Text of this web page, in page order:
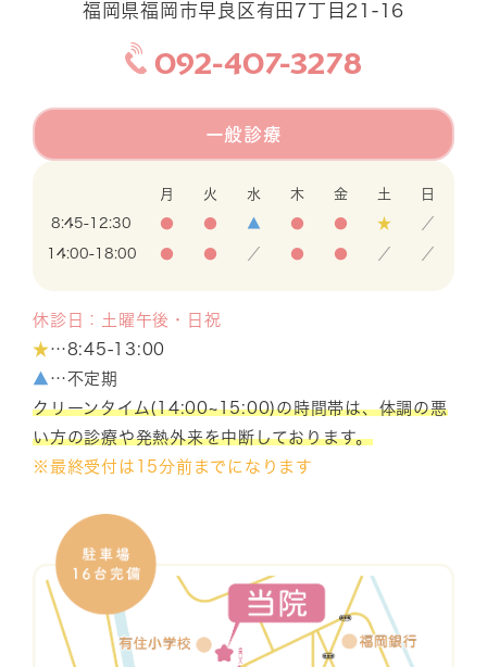
福岡県福岡市早良区有田7丁目21-16
092-407-3278
一般診療
月 火 水 木 金 土 日
8:45-12:30 ● ● ▲ ● ● ★ ／
14:00-18:00 ● ● ／ ● ● ／ ／
休診日：土曜午後・日祝
★…8:45-13:00
▲ …不定期
クリーンタイム(14:00~15:00)の時間帯は、体調の悪
い方の診療や発熱外来を中断しております。
※最終受付は15分前までになります